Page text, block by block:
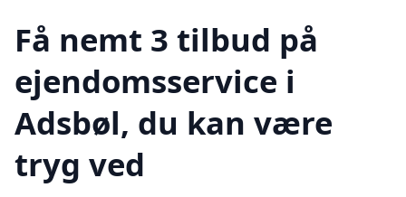
Få nemt 3 tilbud på
ejendomsservice i
Adsbøl, du kan være
tryg ved